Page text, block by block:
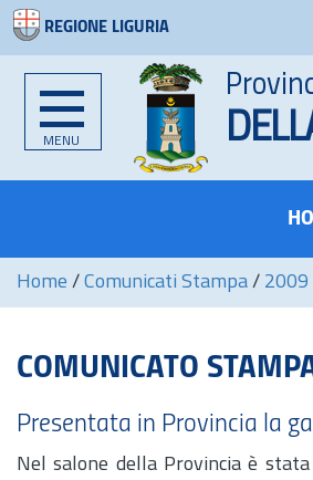
REGIONE LIGURIA
MENU
Home / Comunicati Stampa / 2009
COMUNICATO
Presentata in Provincia la
Nel salone della Provincia è